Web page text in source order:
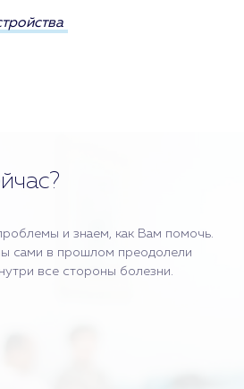
и знаем, как Вам помочь.
сами в прошлом преодолели
все стороны болезни.